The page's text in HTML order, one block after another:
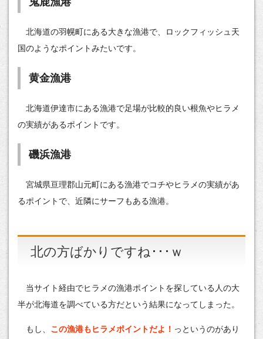
北海道の羽幌町にある大きな漁港で、ロックフィッシュ天
国のようなポイントみたいです。
黄金漁港
北海道伊達市にある漁港で足場が比較的良い根魚やヒラメ
の実績があるポイントです。
磯浜漁港
宮城県亘理郡山元町にある漁港でコチやヒラメの実績があ
るポイントで、近隣にサーフもある漁港。
北の方ばかりですね･･･ｗ
当サイト経由でヒラメの漁港ポイントを探している人の大
半が北海道を調べている方だという結果になってしまった。
もし、 この漁港もヒラメポイントだよ！ っというのがあり